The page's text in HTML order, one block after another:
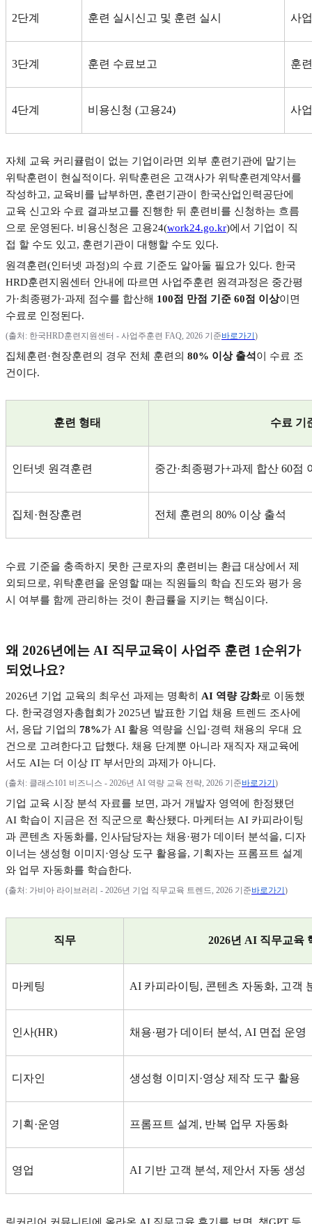
2단계 훈련 실시신고 및 훈련 실시 사
3단계 훈련 수료보고 훈
4단계 비용신청 (고용24) 사
자체 교육 커리큘럼이 없는 기업이라면 외부 훈련기관에 맡기는
위탁훈련이 현실적이다. 위탁훈련은 고객사가 위탁훈련계약서를
작성하고, 교육비를 납부하면, 훈련기관이 한국산업인력공단에
교육 신고와 수료 결과보고를 진행한 뒤 훈련비를 신청하는 흐름
으로 운영된다. 비용신청은 고용24(work24.go.kr)에서 기업이 직
접 할 수도 있고, 훈련기관이 대행할 수도 있다.
원격훈련(인터넷 과정)의 수료 기준도 알아둘 필요가 있다. 한국
HRD훈련지원센터 안내에 따르면 사업주훈련 원격과정은 중간평
가·최종평가·과제 점수를 합산해 100점 만점 기준 60점 이상이면
수료로 인정된다.
(출처 : 한국HRD훈련지원센터 - 사업주훈련 FAQ, 2026 기준바로가기 )
집체훈련 ·현장훈련의 경우 전체 훈련의 80% 이상 출석이 수료 조
건이다.
훈련 형태 수료 기
인터넷 원격훈련 중간·최종평가+과제 합산60점
집체 ·현장훈련 전체 훈련의 80% 이상 출석
수료 기준을 충족하지 못한 근로자의 훈련비는 환급 대상에서 제
외되므로, 위탁훈련을 운영할 때는 직원들의 학습 진도와 평가 응
시 여부를 함께 관리하는 것이 환급률을 지키는 핵심이다.
왜 2026년에는 AI 직무교육이 사업주 훈련 1순위가
되었나요?
2026년 기업 교육의 최우선 과제는 명확히 AI 역량 강화로 이동했
다. 한국경영자총협회가 2025년 발표한 기업 채용 트렌드 조사에
서 , 응답 기업의 78%가 AI 활용 역량을 신입·경력 채용의 우대 요
건으로 고려한다고 답했다. 채용 단계뿐 아니라 재직자 재교육에
서도 AI는 더 이상 IT 부서만의 과제가 아니다.
(출처 : 클래스101 비즈니스 - 2026년 AI 역량 교육 전략, 2026 기준바로가기 )
기업 교육 시장 분석 자료를 보면 , 과거 개발자 영역에 한정됐던
AI 학습이 지금은 전 직군으로 확산됐다. 마케터는 AI 카피라이팅
과 콘텐츠 자동화를, 인사담당자는 채용·평가 데이터 분석을, 디자
이너는 생성형 이미지 ·영상 도구 활용을, 기획자는 프롬프트 설계
와 업무 자동화를 학습한다.
(출처 : 가비아 라이브러리 - 2026년 기업 직무교육 트렌드, 2026 기준바로가기 )
직무 2026년 AI 직무교육
마케팅 AI 카피라이팅, 콘텐츠 자동화, 고객
인사(HR) 채용·평가 데이터 분석, AI 면접 운영
디자인 생성형 이미지 ·영상 제작 도구 활용
기획·운영 프롬프트 설계 , 반복 업무 자동화
영업 AI 기반 고객 분석, 제안서 자동 생성
링커리어 커뮤니티에 올라온 AI 직무교육 후기를 보면 챗GPT 등